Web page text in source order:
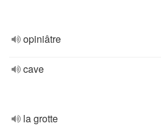
opiniâtre
cave
la grotte